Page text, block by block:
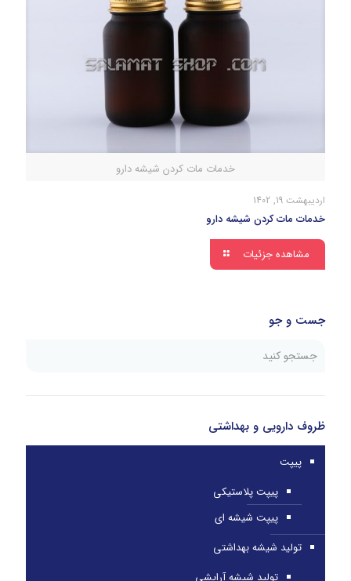
خدمات مات کردن شیشه دارو
اردیبهشت 19, 1402
خدمات مات کردن شیشه دارو
مشاهده جزئیات
جست و جو
ظروف دارویی و بهداشتی
پیپت
پیپت پلاستیکی
پیپت شیشه ای
تولید شیشه بهداشتی
تولید شیشه آرایشی